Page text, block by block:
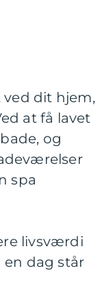
ved dit hjem,
at få lavet
og
spa
livsværdi
en dag står